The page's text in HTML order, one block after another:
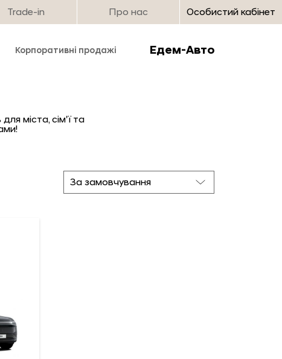
Trade-in Про нас Особистий кабінет
Корпоративні продажі Едем-Авто
міста, сім'ї та